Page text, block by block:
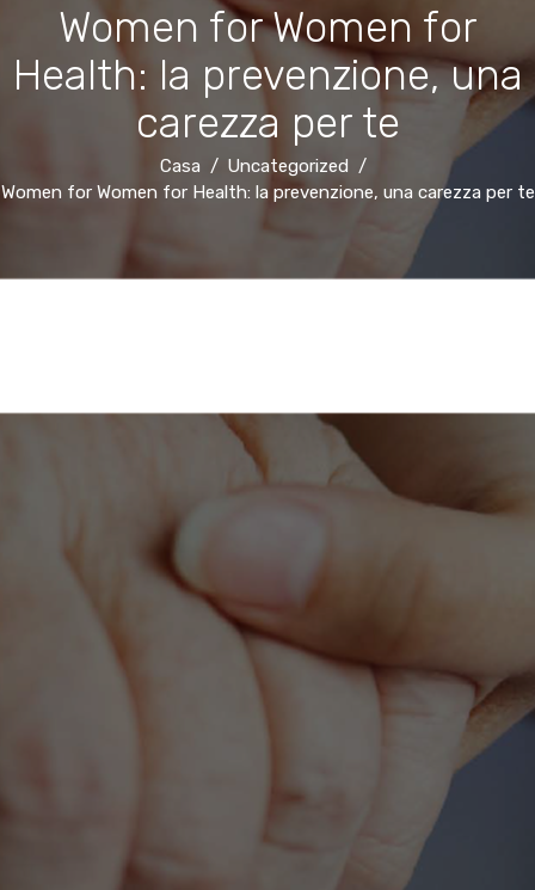
Women for Women for
Health: la prevenzione, una
carezza per te
Casa
Uncategorized
Women for Women for Health: la prevenzione, una carezza per te